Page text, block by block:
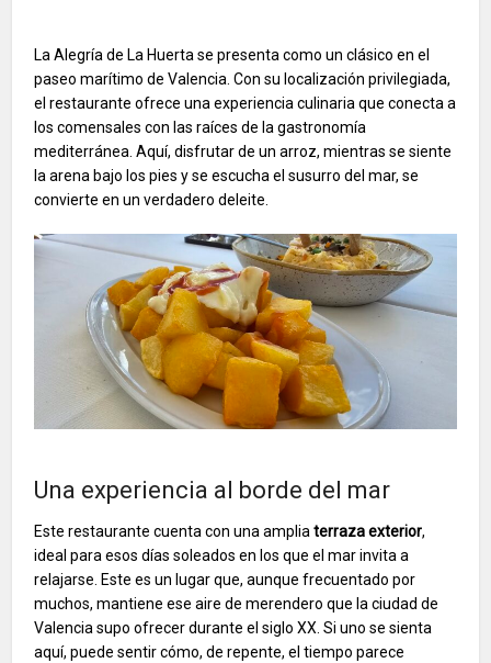
La Alegría de La Huerta se presenta como un clásico en el
paseo marítimo de Valencia. Con su localización privilegiada,
el restaurante ofrece una experiencia culinaria que conecta a
los comensales con las raíces de la gastronomía
mediterránea. Aquí, disfrutar de un arroz, mientras se siente
la arena bajo los pies y se escucha el susurro del mar, se
convierte en un verdadero deleite.
Una experiencia al borde del mar
Este restaurante cuenta con una ampliaterraza exterior,
ideal para esos días soleados en los que el mar invita a
relajarse. Este es un lugar que, aunque frecuentado por
muchos, mantiene ese aire de merendero que la ciudad de
Valencia supo ofrecer durante el siglo XX. Si uno se sienta
aquí, puede sentir cómo, de repente, el tiempo parece